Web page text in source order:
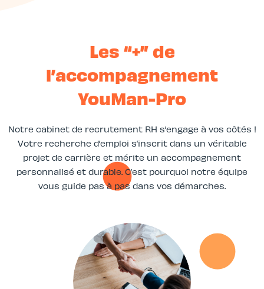
Les “+” de
l’accompagnement
YouMan-Pro
Notre cabinet de recrutement RH s’engage à vos côtés !
Votre recherche d’emploi s’inscrit dans un véritable
projet de carrière et mérite un accompagnement
personnalisé et durable. C’est pourquoi notre équipe
vous guide pas à pas dans vos démarches.